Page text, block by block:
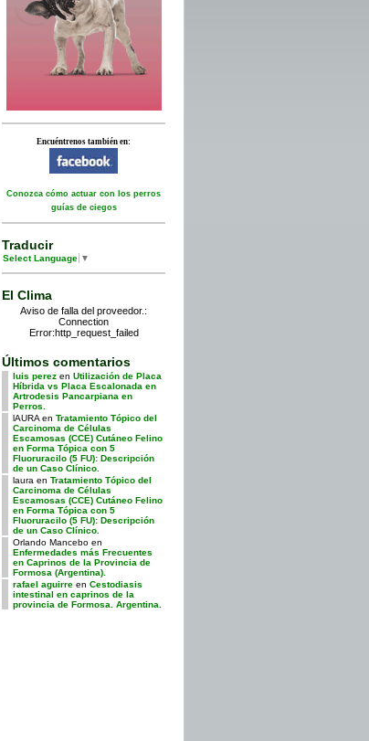
Encuéntrenos también en:
Conozca cómo actuar con los perros
guías de ciegos
Traducir
Select Language ▼
El Clima
Aviso de falla del proveedor.:
Connection
Error:http_request_failed
Últimos comentarios
luis perez en Utilización de Placa
Híbrida vs Placa Escalonada en
Artrodesis Pancarpiana en
Perros.
lAURA en Tratamiento Tópico del
Carcinoma de Células
Escamosas (CCE) Cutáneo Felino
en Forma Tópica con 5
Fluoruracilo (5 FU): Descripción
de un Caso Clínico.
laura en Tratamiento Tópico del
Carcinoma de Células
Escamosas (CCE) Cutáneo Felino
en Forma Tópica con 5
Fluoruracilo (5 FU): Descripción
de un Caso Clínico.
Orlando Mancebo en
Enfermedades más Frecuentes
en Caprinos de la Provincia de
Formosa (Argentina).
rafael aguirre en Cestodiasis
intestinal en caprinos de la
provincia de Formosa. Argentina.